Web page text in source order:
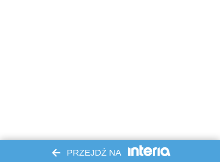
PRZEJDŹ NA